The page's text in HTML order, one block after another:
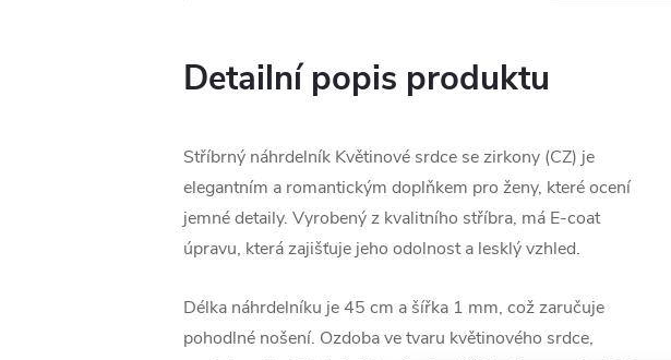
Detailní popis produktu
Stříbrný náhrdelník Květinové srdce se zirkony (CZ) je
elegantním a romantickým doplňkem pro ženy, které ocení
jemné detaily. Vyrobený z kvalitního stříbra, má E-coat
úpravu, která zajišťuje jeho odolnost a lesklý vzhled.
Délka náhrdelníku je 45 cm a šířka 1 mm, což zaručuje
pohodlné nošení. Ozdoba ve tvaru květinového srdce,